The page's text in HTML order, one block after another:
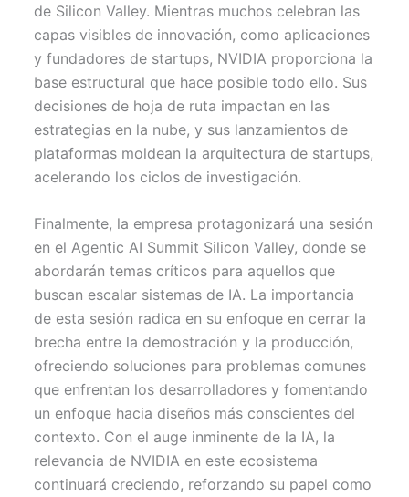
de Silicon Valley. Mientras muchos celebran las
capas visibles de innovación, como aplicaciones
y fundadores de startups, NVIDIA proporciona la
base estructural que hace posible todo ello. Sus
decisiones de hoja de ruta impactan en las
estrategias en la nube, y sus lanzamientos de
plataformas moldean la arquitectura de startups,
acelerando los ciclos de investigación.
Finalmente, la empresa protagonizará una sesión
en el Agentic AI Summit Silicon Valley, donde se
abordarán temas críticos para aquellos que
buscan escalar sistemas de IA. La importancia
de esta sesión radica en su enfoque en cerrar la
brecha entre la demostración y la producción,
ofreciendo soluciones para problemas comunes
que enfrentan los desarrolladores y fomentando
un enfoque hacia diseños más conscientes del
contexto. Con el auge inminente de la IA, la
relevancia de NVIDIA en este ecosistema
continuará creciendo, reforzando su papel como